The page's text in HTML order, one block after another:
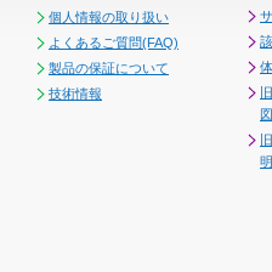
個人情報の取り扱い
よくあるご質問(FAQ)
製品の保証について
技術情報